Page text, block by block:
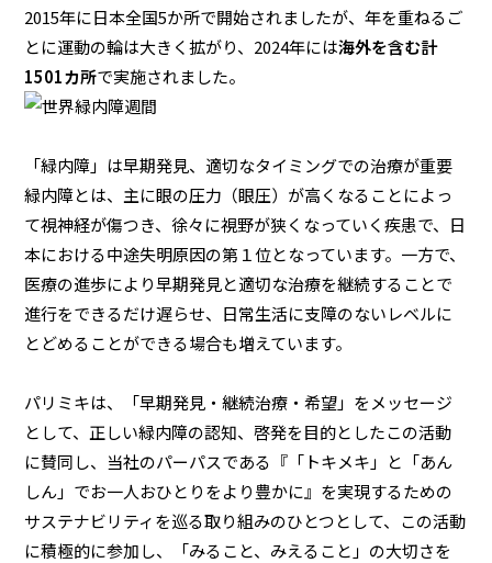
2015年に日本全国5か所で開始されましたが、年を重ねるご
とに運動の輪は大きく拡がり、2024年には海外を含む計
1501カ所で実施されました。
「緑内障」は早期発見、適切なタイミングでの治療が重要
緑内障とは、主に眼の圧力（眼圧）が高くなることによっ
て視神経が傷つき、徐々に視野が狭くなっていく疾患で、日
本における中途失明原因の第１位となっています。一方で、
医療の進歩により早期発見と適切な治療を継続することで
進行をできるだけ遅らせ、日常生活に支障のないレベルに
とどめることができる場合も増えています。
パリミキは、「早期発見・継続治療・希望」をメッセージ
として、正しい緑内障の認知、啓発を目的としたこの活動
に賛同し、当社のパーパスである『「トキメキ」と「あん
しん」でお一人おひとりをより豊かに』を実現するための
サステナビリティを巡る取り組みのひとつとして、この活動
に積極的に参加し、「みること、みえること」の大切さを